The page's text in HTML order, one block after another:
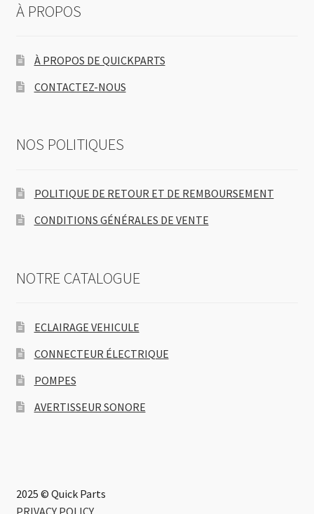
À PROPOS
À PROPOS DE QUICKPARTS
CONTACTEZ-NOUS
NOS POLITIQUES
POLITIQUE DE RETOUR ET DE REMBOURSEMENT
CONDITIONS GÉNÉRALES DE VENTE
NOTRE CATALOGUE
ECLAIRAGE VEHICULE
CONNECTEUR ÉLECTRIQUE
POMPES
AVERTISSEUR SONORE
2025 © Quick Parts